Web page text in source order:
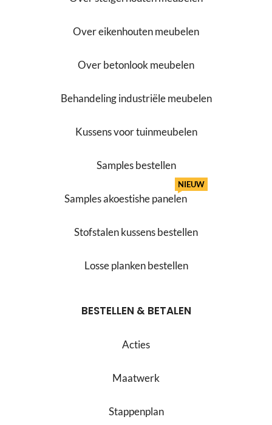
Over eikenhouten meubelen
Over betonlook meubelen
Behandeling industriële meubelen
Kussens voor tuinmeubelen
Samples bestellen
Samples akoestishe panelen
NIEUW
Stofstalen kussens bestellen
Losse planken bestellen
BESTELLEN & BETALEN
Acties
Maatwerk
Stappenplan